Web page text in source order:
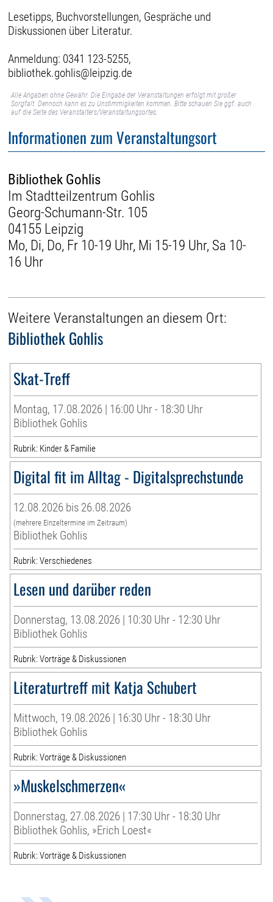
Lesetipps, Buchvorstellungen, Gespräche und
Diskussionen über Literatur.
Anmeldung: 0341 123-5255,
bibliothek.gohlis@leipzig.de
Alle Angaben ohne Gewähr. Die Eingabe der Veranstaltungen erfolgt mit großer
Sorgfalt. Dennoch kann es zu Unstimmigkeiten kommen. Bitte schauen Sie ggf. auch
auf die Seite des Veranstalters/Veranstaltungsortes.
Informationen zum Veranstaltungsort
Bibliothek Gohlis
Im Stadtteilzentrum Gohlis
Georg-Schumann-Str. 105
04155 Leipzig
Mo, Di, Do, Fr 10-19 Uhr, Mi 15-19 Uhr, Sa 10-
16 Uhr
Weitere Veranstaltungen an diesem Ort:
Bibliothek Gohlis
Skat-Treff
Montag, 17.08.2026 | 16:00 Uhr - 18:30 Uhr
Bibliothek Gohlis
Rubrik: Kinder & Familie
Digital fit im Alltag - Digitalsprechstunde
12.08.2026 bis 26.08.2026
(mehrere Einzeltermine im Zeitraum)
Bibliothek Gohlis
Rubrik: Verschiedenes
Lesen und darüber reden
Donnerstag, 13.08.2026 | 10:30 Uhr - 12:30 Uhr
Bibliothek Gohlis
Rubrik: Vorträge & Diskussionen
Literaturtreff mit Katja Schubert
Mittwoch, 19.08.2026 | 16:30 Uhr - 18:30 Uhr
Bibliothek Gohlis
Rubrik: Vorträge & Diskussionen
»Muskelschmerzen«
Donnerstag, 27.08.2026 | 17:30 Uhr - 18:30 Uhr
Bibliothek Gohlis, »Erich Loest«
Rubrik: Vorträge & Diskussionen